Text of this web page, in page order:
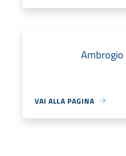
Ambrogio
VAI ALLA PAGINA